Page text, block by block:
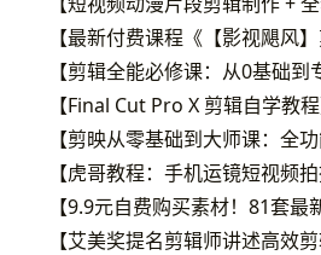
【剪辑全能必修课：从0基础到
【Final Cut Pro X 剪辑自学教程
【虎哥教程：手机运镜短视频拍